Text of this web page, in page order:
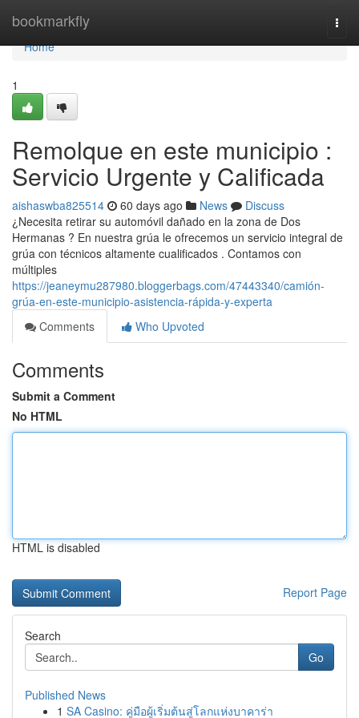
bookmarkfly
Home
Home
1
Remolque en este municipio :
Servicio Urgente y Calificada
aishaswba825514 60 days ago News
Discuss
¿Necesita retirar su automóvil dañado en la zona de Dos
Hermanas ? En nuestra grúa le ofrecemos un servicio integral de
grúa con técnicos altamente cualificados . Contamos con
múltiples
https://jeaneymu287980.bloggerbags.com/47443340/camión-
grúa-en-este-municipio-asistencia-rápida-y-experta
Comments
Who Upvoted
Comments
Submit a Comment
No HTML
HTML is disabled
Report Page
Search
Go
Published News
1 SA Casino: คู่มือผู้เริ่มต้นสู่โลกแห่งบาคาร่า